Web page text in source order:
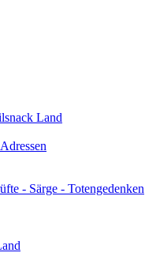
Land
- Särge - Totengedenken